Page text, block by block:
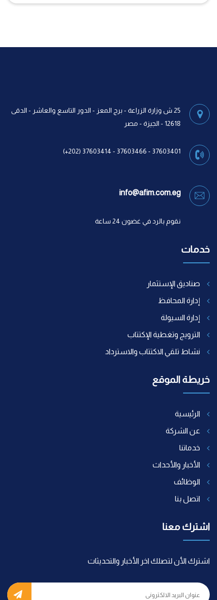
25 ش وزارة الزراعة - برج المعز - الدور التاسع والعاشر - الدقى
12618 - الجيزة - مصر
37603401 - 37603466 - 37603414 (202+)
info@afim.com.eg
نقوم بالرد في غضون 24 ساعة
خدمات
صناديق الإستثمار
إدارة المحافظ
إدارة السيولة
الترويج وتغطية الإكتتاب
نشاط تلقي الاكتتاب والاسترداد
خريطة الموقع
الرئيسية
عن الشركة
خدماتنا
الأخبار والأحداث
الوظائف
اتصل بنا
اشترك معنا
اشترك الأن لتصلك اخر الأخبار والتحديثات